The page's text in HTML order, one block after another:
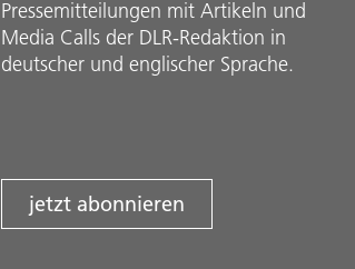
Pressemitteilungen mit Artikeln und
Media Calls der DLR-Redaktion in
deutscher und englischer Sprache.
jetzt abonnieren